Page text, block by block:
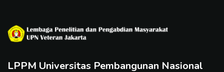
LPPM Universitas Pembangunan Nasional